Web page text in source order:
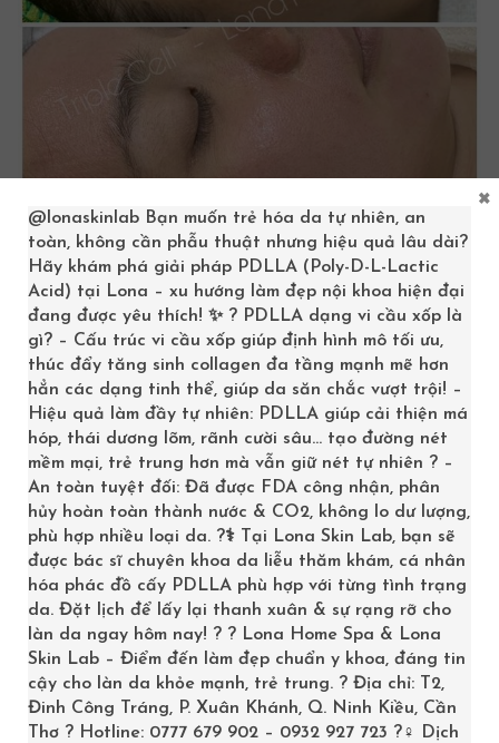
Hiệu quả của liệu trình Triple Cell | Lona Home Spa|
Spa chăm sóc da Cần Thơ phục hồi da
PHẠM VI TRỊ LIỆU CỦA LIỆU TRÌNH TRIPLE
CELL
Phục hồi da hư tổn do lạm dụng các hoá chất lột tẩy.
Kích thích tăng sinh tế bào mới làm trẻ hoá da.
Cải thiện sẹo, rỗ, nếp nhăn.
Làm da săn chắc hơn, đàn hồi và không chảy xệ.
Nuôi dưỡng những làn da yếu, nhạy cảm, dễ bị sần hay
nổi đỏ.
Cấp ẩm tối đa, làm mịn da.
Làm mờ vết thâm, đốm nâu, da đều màu và sáng hơn.
CÁC BƯỚC TRONG LIỆU TRÌNH TRIPLE CELL
Bước 1: Tẩy trang và rửa mặt vớisữa rửa mặt dịu nhẹ
@lonaskinlab Bạn muốn trẻ hóa da tự nhiên, an
toàn, không cần phẫu thuật nhưng hiệu quả lâu dài?
Hãy khám phá giải pháp PDLLA (Poly-D-L-Lactic
Acid) tại Lona – xu hướng làm đẹp nội khoa hiện đại
đang được yêu thích! ✨ ? PDLLA dạng vi cầu xốp là
gì? – Cấu trúc vi cầu xốp giúp định hình mô tối ưu,
thúc đẩy tăng sinh collagen đa tầng mạnh mẽ hơn
hẳn các dạng tinh thể, giúp da săn chắc vượt trội! –
Hiệu quả làm đầy tự nhiên: PDLLA giúp cải thiện má
hóp, thái dương lõm, rãnh cười sâu… tạo đường nét
mềm mại, trẻ trung hơn mà vẫn giữ nét tự nhiên ? –
An toàn tuyệt đối: Đã được FDA công nhận, phân
hủy hoàn toàn thành nước & CO2, không lo dư lượng,
phù hợp nhiều loại da. ?‍⚕️ Tại Lona Skin Lab, bạn sẽ
được bác sĩ chuyên khoa da liễu thăm khám, cá nhân
hóa phác đồ cấy PDLLA phù hợp với từng tình trạng
da. Đặt lịch để lấy lại thanh xuân & sự rạng rỡ cho
làn da ngay hôm nay! ? ? Lona Home Spa & Lona
Skin Lab – Điểm đến làm đẹp chuẩn y khoa, đáng tin
cậy cho làn da khỏe mạnh, trẻ trung. ? Địa chỉ: T2,
Đinh Công Tráng, P. Xuân Khánh, Q. Ninh Kiều, Cần
Thơ ? Hotline: 0777 679 902 – 0932 927 723 ?‍♀️ Dịch
×